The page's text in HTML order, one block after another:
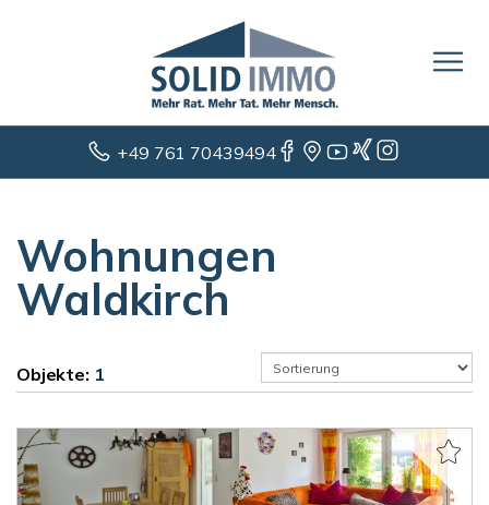
+49 761 70439494
Wohnungen
Waldkirch
Objekte: 1